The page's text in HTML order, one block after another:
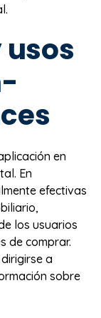
en
En
efectivas
los usuarios
de comprar.
a
sobre